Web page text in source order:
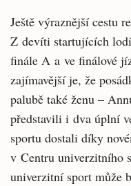
Ještě výraznější cestu
Z devíti startujících
finále A a ve finálové
zajímavější je, že
palubě také ženu –
představili i dva úplní
sportu dostali díky
v Centru univerzitního
univerzitní sport může